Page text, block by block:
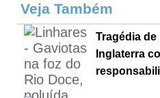
Veja Também
Tragédia
Inglaterra